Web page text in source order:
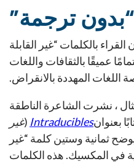
ترجمة”
بالكلمات “غير القابلة
عميقًا بالثقافات واللغات
اللغات المهددة بالانقراض.
المثال ، نشرت الشاعرة الناطقة
Intraducibles
(غير
ثمانية وستين كلمة “غير
من 33 لغة أصلية في المكسيك. هذه الكلمات